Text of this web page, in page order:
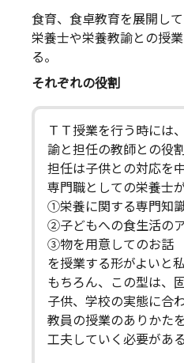
食育、食卓教育を展開して
栄養士や栄養教諭との授
る。
それぞれの役割
ＴＴ授業を行う時には
諭と担任の教師との役
担任は子供との対応を
専門職としての栄養士
①栄養に関する専門知識
②子どもへの食生活のア
③物を用意してのお話
を授業する形がよいと
もちろん、この型は、
子供、学校の実態に合
教員の授業のありかたを
工夫していく必要がある